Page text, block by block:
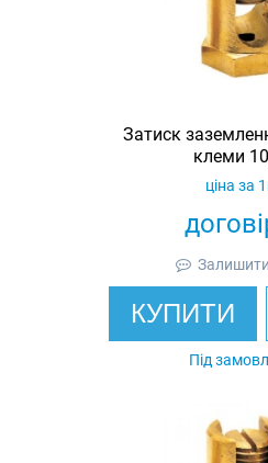
Затиск
клеми
ціна за
Залишити
КУПИТИ
Під